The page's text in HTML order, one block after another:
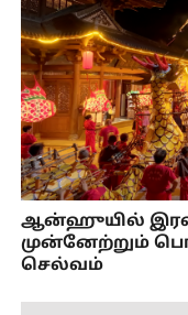
ஆன்ஹுயில்
முன்னேற்றும்
செல்வம்